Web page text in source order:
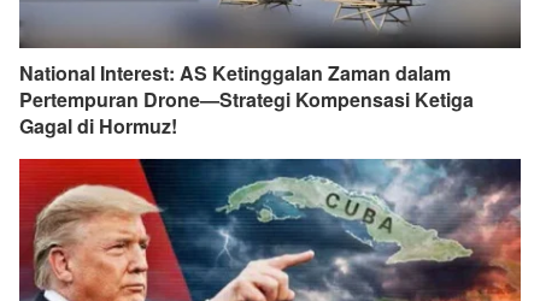
National Interest: AS Ketinggalan Zaman dalam
Pertempuran Drone—Strategi Kompensasi Ketiga
Gagal di Hormuz!